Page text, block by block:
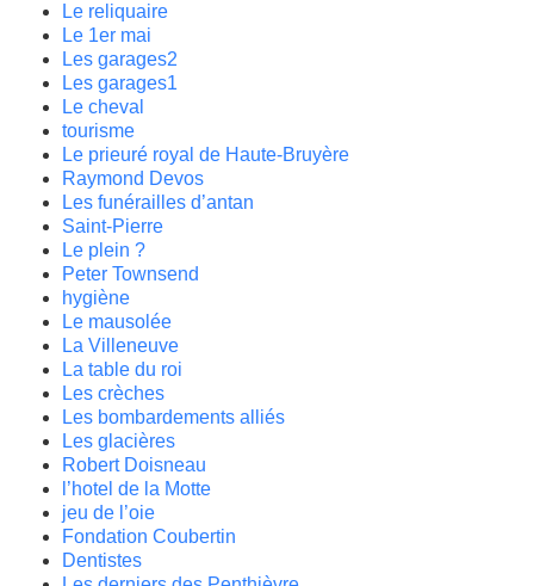
Le reliquaire
Le 1er mai
Les garages2
Les garages1
Le cheval
tourisme
Le prieuré royal de Haute-Bruyère
Raymond Devos
Les funérailles d’antan
Saint-Pierre
Le plein ?
Peter Townsend
hygiène
Le mausolée
La Villeneuve
La table du roi
Les crèches
Les bombardements alliés
Les glacières
Robert Doisneau
l’hotel de la Motte
jeu de l’oie
Fondation Coubertin
Dentistes